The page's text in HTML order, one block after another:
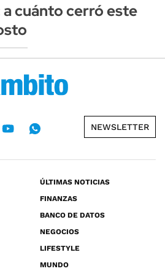
cuánto cerró este
NEWSLETTER
ÚLTIMAS NOTICIAS
FINANZAS
BANCO DE DATOS
NEGOCIOS
LIFESTYLE
MUNDO